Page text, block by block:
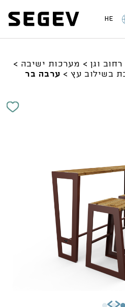
HE
וגן > מערכות ישיבה >
בשילוב עץ> ערבה בר